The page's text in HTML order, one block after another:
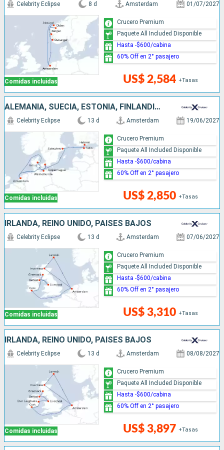
Comidas incluidas
Celebrity Eclipse 8 d Amsterdam 01/07/2027
US$ 2,584 +Tasas
Crucero Premium
Paquete All Included Disponible
Hasta -$600/cabina
60% Off en 2° pasajero
ALEMANIA, SUECIA, ESTONIA, FINLANDIA, DINAMARCA, PAISES BAJOS
Comidas incluidas
Celebrity Eclipse 13 d Amsterdam 19/06/2027
US$ 2,850 +Tasas
Crucero Premium
Paquete All Included Disponible
Hasta -$600/cabina
60% Off en 2° pasajero
IRLANDA, REINO UNIDO, PAISES BAJOS
Comidas incluidas
Celebrity Eclipse 13 d Amsterdam 07/06/2027
US$ 3,310 +Tasas
Crucero Premium
Paquete All Included Disponible
Hasta -$600/cabina
60% Off en 2° pasajero
IRLANDA, REINO UNIDO, PAISES BAJOS
Comidas incluidas
Celebrity Eclipse 13 d Amsterdam 08/08/2027
US$ 3,897 +Tasas
Crucero Premium
Paquete All Included Disponible
Hasta -$600/cabina
60% Off en 2° pasajero